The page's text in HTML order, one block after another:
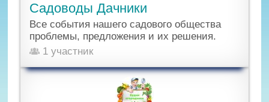
Садоводы Дачники
Все события нашего садового общества
проблемы, предложения и их решения.
1 участник